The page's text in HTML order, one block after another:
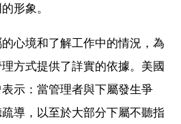
形象。
心境和了解工作中的情況，為
方式提供了詳實的依據。美國
示：當管理者與下屬發生爭
導，以至於大部分下屬不聽指